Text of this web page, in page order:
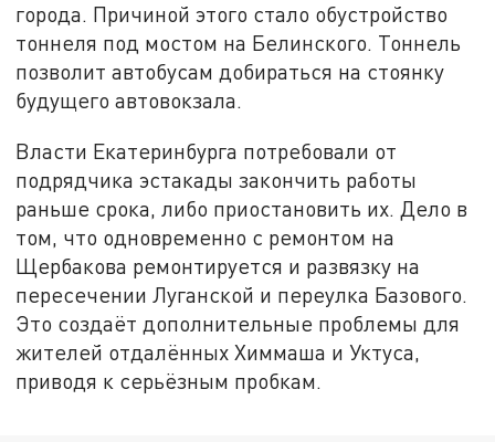
города. Причиной этого стало обустройство
тоннеля под мостом на Белинского. Тоннель
позволит автобусам добираться на стоянку
будущего автовокзала.
Власти Екатеринбурга потребовали от
подрядчика эстакады закончить работы
раньше срока, либо приостановить их. Дело в
том, что одновременно с ремонтом на
Щербакова ремонтируется и развязку на
пересечении Луганской и переулка Базового.
Это создаёт дополнительные проблемы для
жителей отдалённых Химмаша и Уктуса,
приводя к серьёзным пробкам.